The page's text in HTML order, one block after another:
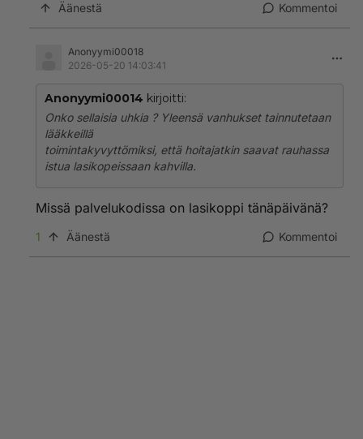
Äänestä Kommentoi
Anonyymi00018
2026-05-20 14:03:41
Anonyymi00014 kirjoitti:
Onko sellaisia uhkia ? Yleensä vanhukset tainnutetaan
lääkkeillä
toimintakyvyttömiksi, että hoitajatkin saavat rauhassa
istua lasikopeissaan kahvilla.
Missä palvelukodissa on lasikoppi tänäpäivänä?
1 Äänestä Kommentoi